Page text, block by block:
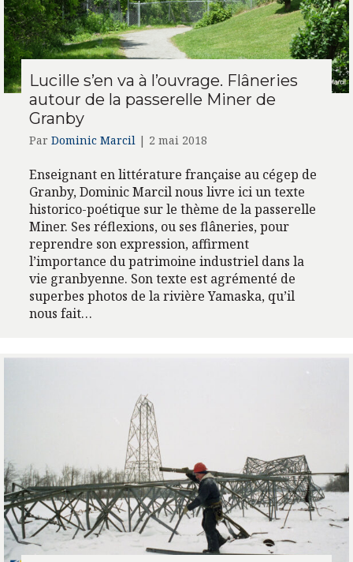
Lucille s’en va à l’ouvrage. Flâneries
autour de la passerelle Miner de
Granby
Par Dominic Marcil | 2 mai 2018
Enseignant en littérature française au cégep de
Granby, Dominic Marcil nous livre ici un texte
historico-poétique sur le thème de la passerelle
Miner. Ses réflexions, ou ses flâneries, pour
reprendre son expression, affirment
l’importance du patrimoine industriel dans la
vie granbyenne. Son texte est agrémenté de
superbes photos de la rivière Yamaska, qu’il
nous fait…